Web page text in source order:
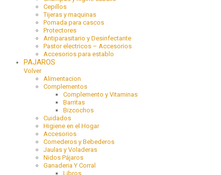
Cepillos
Tijeras y maquinas
Pomada para cascos
Protectores
Antiparasitario y Desinfectante
Pastor electricos – Accesorios
Accesorios para establo
PAJAROS
Volver
Alimentacion
Complementos
Complemento y Vitaminas
Barritas
Bizcochos
Cuidados
Higiene en el Hogar
Accesorios
Comederos y Bebederos
Jaulas y Voladeras
Nidos Pájaros
Ganaderia Y Corral
Libros